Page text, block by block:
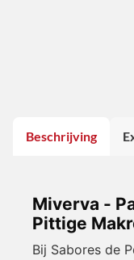
Beschrijving
Miverva -
Pittige
Bij Sabores de